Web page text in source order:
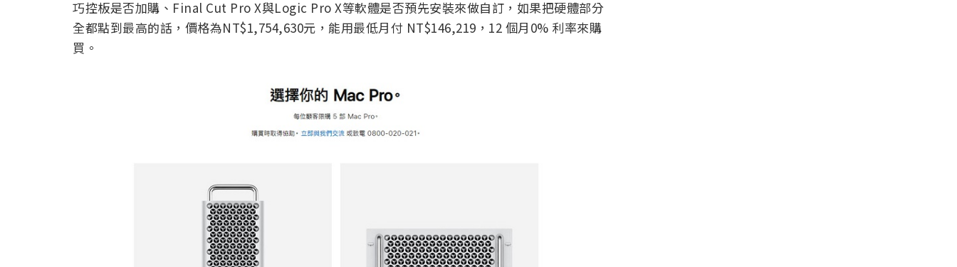
巧控板是否加購、Final Cut Pro X與Logic Pro X等軟體是否預先安裝來做自訂，如果把硬體部分
全都點到最高的話，價格為NT$1,754,630元，能用最低月付 NT$146,219，12 個月0% 利率來購
買。